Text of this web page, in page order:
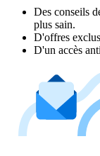
Des conseils
plus sain.
D'offres
D'un accès